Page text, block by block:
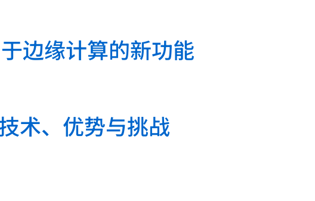
边缘计算的新功能
术、优势与挑战